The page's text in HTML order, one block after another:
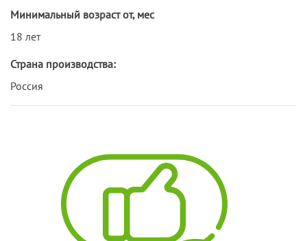
Минимальный возраст от, мес
18 лет
Страна производства:
Россия